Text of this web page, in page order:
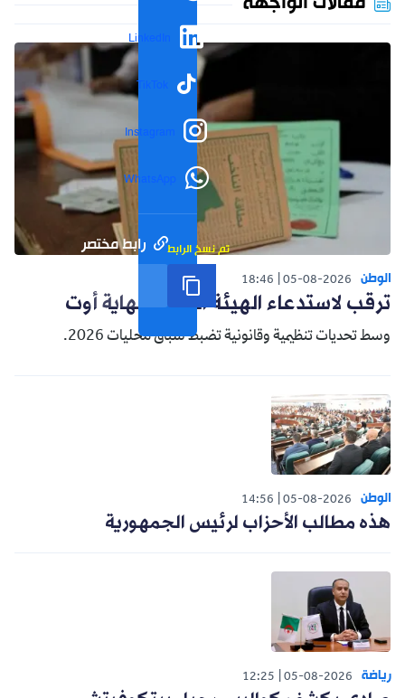
LinkedIn
TikTok
Instagram
WhatsApp
رابط مختصر تم نسخ الرابط
الوطن 05-08-2026
18:46
ترقب لاستدعاء الهيئة الناخبة نهاية أوت
وسط تحديات تنظيمية وقانونية تضبط سباق محليات 2026.
الوطن 05-08-2026
14:56
هذه مطالب الأحزاب لرئيس الجمهورية
رياضة 05-08-2026
12:25